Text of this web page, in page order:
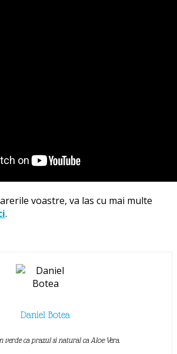
voastre, va las cu mai multe
.
Daniel Botea
verde ca prazul si natural ca Aloe Vera.